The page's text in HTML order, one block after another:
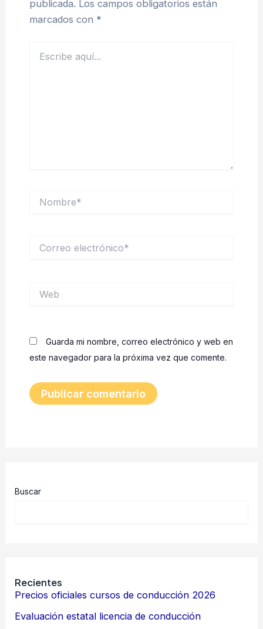
publicada. Los campos obligatorios están
marcados con *
aquí...
electrónico*
Guarda mi nombre, correo electrónico y web en
este navegador para la próxima vez que comente.
Buscar
Recientes
Precios oficiales cursos de conducción 2026
Evaluación estatal licencia de conducción